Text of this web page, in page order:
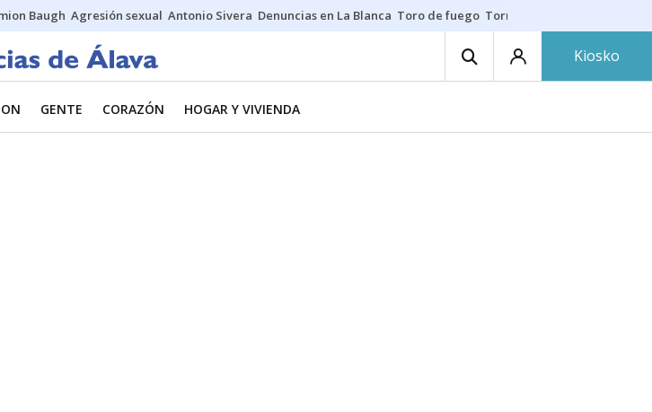
Baugh Agresión sexual Antonio Sivera Denuncias en La Blanca Toro de fuego Tornike Shengelia
Kiosko
GENTE CORAZÓN HOGAR Y VIVIENDA